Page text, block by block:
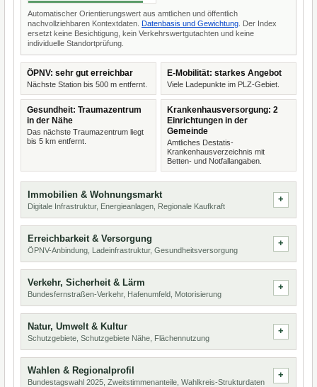
Automatischer Orientierungswert aus amtlichen und öffentlich
nachvollziehbaren Kontextdaten. Datenbasis und Gewichtung . Der Index
ersetzt keine Besichtigung, kein Verkehrswertgutachten und keine
individuelle Standortprüfung.
ÖPNV: sehr gut erreichbar
Nächste Station bis 500 m entfernt.
E-Mobilität: starkes Angebot
Viele Ladepunkte im PLZ-Gebiet.
Gesundheit: Traumazentrum
in der Nähe
Das nächste Traumazentrum liegt
bis 5 km entfernt.
Krankenhausversorgung: 2
Einrichtungen in der
Gemeinde
Amtliches Destatis-
Krankenhausverzeichnis mit
Betten- und Notfallangaben.
Immobilien & Wohnungsmarkt
Digitale Infrastruktur, Energieanlagen, Regionale Kaufkraft
Erreichbarkeit & Versorgung
ÖPNV-Anbindung, Ladeinfrastruktur, Gesundheitsversorgung
Verkehr, Sicherheit & Lärm
Bundesfernstraßen-Verkehr, Hafenumfeld, Motorisierung
Natur, Umwelt & Kultur
Schutzgebiete, Schutzgebiete Nähe, Flächennutzung
Wahlen & Regionalprofil
Bundestagswahl 2025, Zweitstimmenanteile, Wahlkreis-Strukturdaten